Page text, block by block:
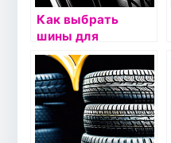
Как выбрать
шины для
экономичной
езды:
рекомендации